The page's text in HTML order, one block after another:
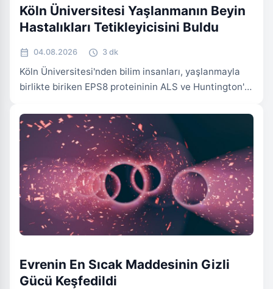
Köln Üniversitesi Yaşlanmanın Beyin
Hastalıkları Tetikleyicisini Buldu
calendar_month 04.08.2026 schedule 3 dk
Köln Üniversitesi'nden bilim insanları, yaşlanmayla
birlikte biriken EPS8 proteininin ALS ve Huntington's
tetikleyici olabileceğini keşfetti. Nature Aging
dergisinde yayınlanan bu çalışma, EPS8 aktivitesinin
azaltılmasıyla toksik protein birikiminin
engellenebildiğini ve sinir fonksiyonunun
korunduğunu gösteriyor. Bu bulgular, yaşa bağlı
beyin hastalıklarına yönelik yeni tedavi stratejileri
geliştirme potansiyeli sunuyor.
Evrenin En Sıcak Maddesinin Gizli
Gücü Keşfedildi